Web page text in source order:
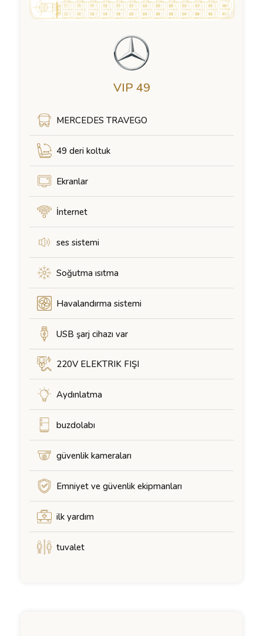
VIP 49
MERCEDES TRAVEGO
49 deri koltuk
Ekranlar
İnternet
ses sistemi
Soğutma ısıtma
Havalandırma sistemi
USB şarj cihazı var
220V ELEKTRIK FIŞI
Aydınlatma
buzdolabı
güvenlik kameraları
Emniyet ve güvenlik ekipmanları
ilk yardım
tuvalet